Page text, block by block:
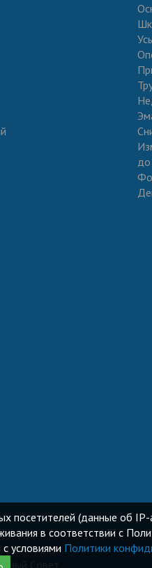
12
Cовет
посетителей (данные об
в соответствии с
условиями Политики